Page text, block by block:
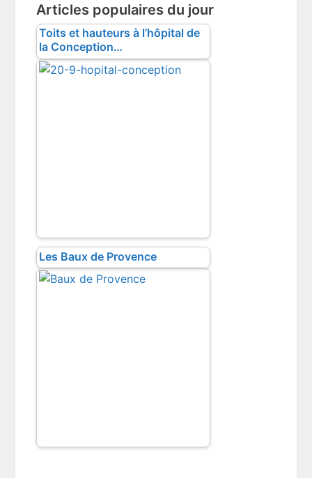
Articles populaires du jour
Toits et hauteurs à l’hôpital de
la Conception…
Les Baux de Provence